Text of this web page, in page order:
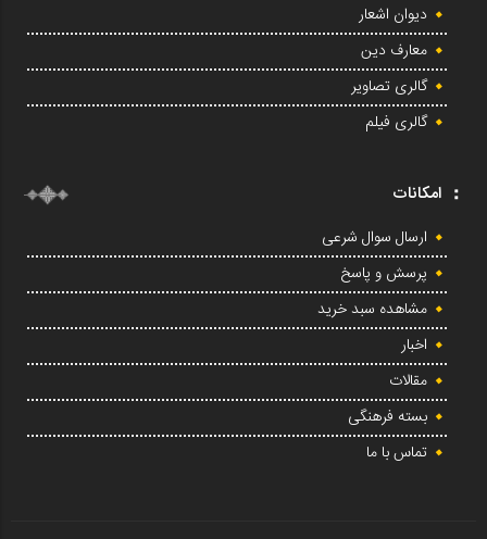
دیوان اشعار
معارف دین
گالری تصاویر
گالری فیلم
امکانات
ارسال سوال شرعی
پرسش و پاسخ
مشاهده سبد خرید
اخبار
مقالات
بسته فرهنگی
تماس با ما